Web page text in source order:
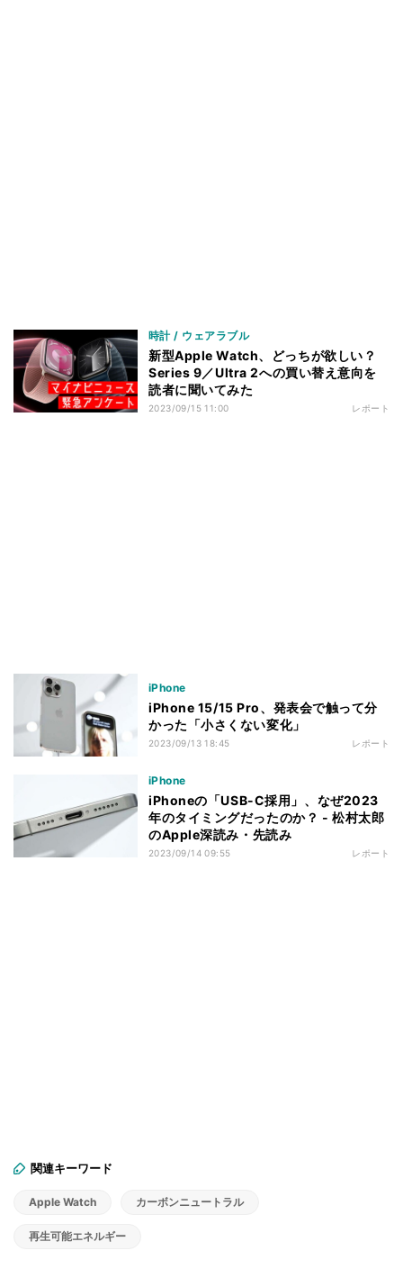
時計 / ウェアラブル
新型Apple Watch、どっちが欲しい？
Series 9／Ultra 2への買い替え意向を
読者に聞いてみた
2023/09/15 11:00 レポート
iPhone
iPhone 15/15 Pro、発表会で触って分
かった「小さくない変化」
2023/09/13 18:45 レポート
iPhone
iPhoneの「USB-C採用」、なぜ2023
年のタイミングだったのか？ - 松村太郎
のApple深読み・先読み
2023/09/14 09:55 レポート
関連キーワード
Apple Watch カーボンニュートラル
再生可能エネルギー